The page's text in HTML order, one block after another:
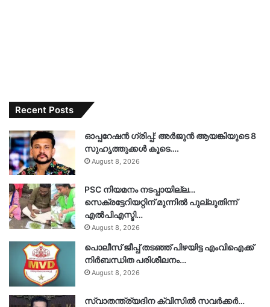
Recent Posts
ഓപ്പറേഷൻ ഗ്രിപ്പ്: അർജുൻ ആയങ്കിയുടെ 8
സുഹൃത്തുക്കൾ കൂടെ….
August 8, 2026
PSC നിയമനം നടപ്പായില്ല…
സെക്രട്ടേറിയറ്റിന് മുന്നിൽ പുല്ലുതിന്ന്
എൽപിഎസ്ടി…
August 8, 2026
പൊലീസ് ജീപ്പ് തടഞ്ഞ് പിഴയിട്ട എംവിഐക്ക്
നിർബന്ധിത പരിശീലനം…
August 8, 2026
സ്വാതന്ത്ര്യദിന ക്വിസിൽ സവർക്കർ…